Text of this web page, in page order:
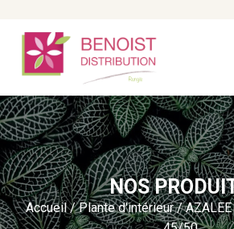
NOS
Accueil/Plante d'intérieur/AZALEE